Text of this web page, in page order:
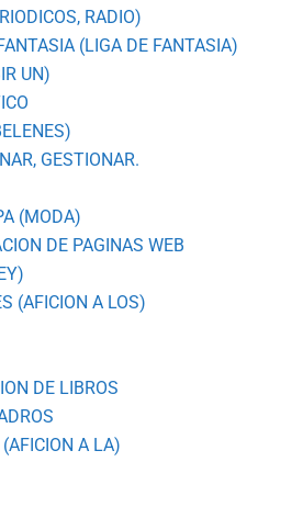
RADIO)
(LIGA DE FANTASIA)
UN)
GESTIONAR.
(MODA)
DE PAGINAS WEB
(AFICION A LOS)
DE LIBROS
A LA)